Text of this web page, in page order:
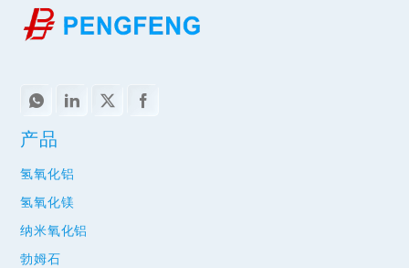
产品
氢氧化铝
氢氧化镁
纳米氧化铝
勃姆石